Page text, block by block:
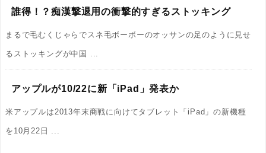
誰得！？痴漢撃退用の衝撃的すぎるストッキング
まるで毛むくじゃらでスネ毛ボーボーのオッサンの足のように見せ
るストッキングが中国 ...
アップルが10/22に新「iPad」発表か
米アップルは2013年末商戦に向けてタブレット「iPad」の新機種
を10月22日 ...